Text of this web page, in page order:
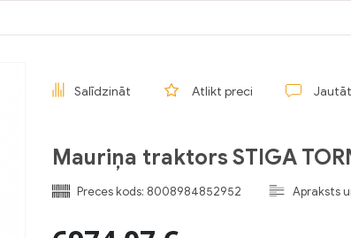
Salīdzināt Atlikt preci Jautāt
Mauriņa traktors STIGA
Preces kods: 8008984852952 Apraksts